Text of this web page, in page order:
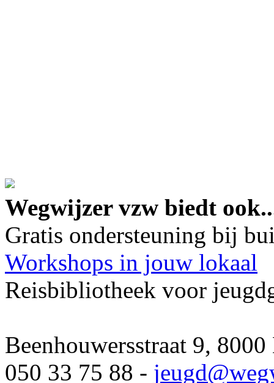
Wegwijzer vzw biedt
Gratis ondersteuning bij
Workshops in jouw lokaal
Reisbibliotheek voor
Beenhouwersstraat 9,
050 33 75 88 - jeugd